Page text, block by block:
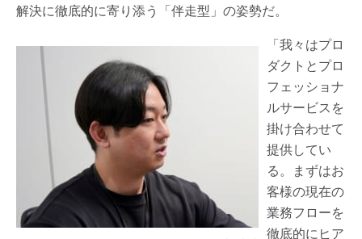
解決に徹底的に寄り添う「伴走型」の姿勢だ。
「我々はプロ
ダクトとプロ
フェッショナ
ルサービスを
掛け合わせて
提供してい
る。まずはお
客様の現在の
業務フローを
徹底的にヒア